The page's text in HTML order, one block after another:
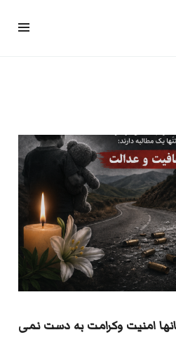
امنیت وکرامت به دست نمی